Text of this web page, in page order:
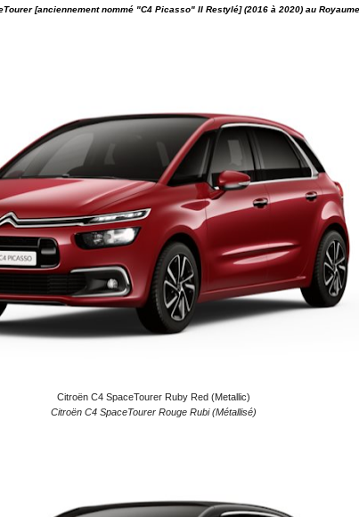
[anciennement nommé "C4 Picasso" II Restylé](2016 à 2020) au
Citroën C4 SpaceTourer Ruby Red (Metallic)
Citroën C4 SpaceTourer Rouge Rubi (Métallisé)